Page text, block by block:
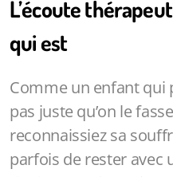
L’écoute
qui est
Comme un enfant qui
pas juste qu’on le
reconnaissiez sa
parfois de rester avec